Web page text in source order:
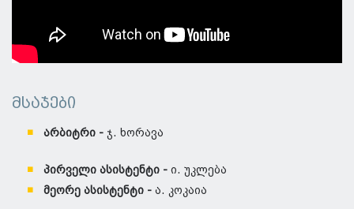
მსაჯები
არბიტრი - ჯ. ხორავა
პირველი ასისტენტი - ი. უკლება
მეორე ასისტენტი - ა. კოკაია